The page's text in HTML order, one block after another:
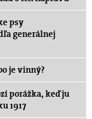
psy
generálnej
je vinný?
porážka, keď ju
1917